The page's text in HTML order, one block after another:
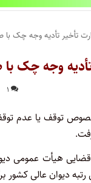
تأخیر تأدیه وجه چک با
وجه چک
۱
توقف یا عدم
هیأت عمومی
دیوان عالی کشور